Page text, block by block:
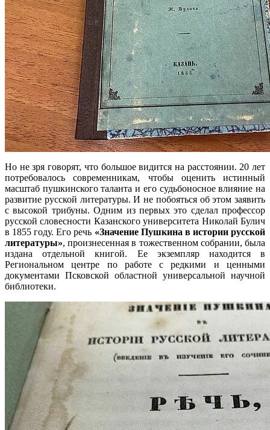
Но не зря говорят, что большое видится на расстоянии. 20 лет
потребовалось современникам, чтобы оценить истинный
масштаб пушкинского таланта и его судьбоносное влияние на
развитие русской литературы. И не побояться об этом заявить
с высокой трибуны. Одним из первых это сделал профессор
русской словесности Казанского университета Николай Булич
в 1855 году. Его речь «Значение Пушкина в истории русской
литературы», произнесенная в тожественном собрании, была
издана отдельной книгой. Ее экземпляр находится в
Региональном центре по работе с редкими и ценными
документами Псковской областной универсальной научной
библиотеки.